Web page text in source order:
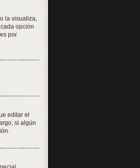
la visualiza,
opción
por
editar el
si algún